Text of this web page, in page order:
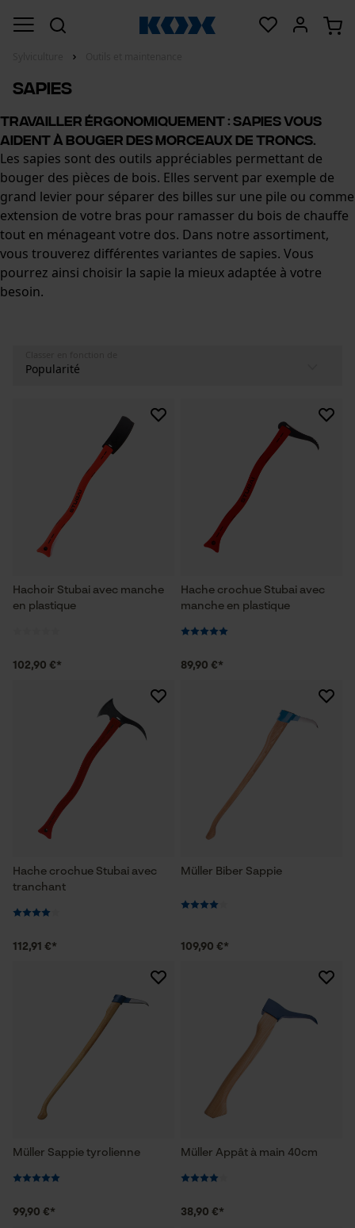
Sapies
Travailler érgonomiquement : Sapies vous
aident à bouger des morceaux de troncs.
Les sapies sont des outils appréciables permettant de
bouger des pièces de bois. Elles servent par exemple de
grand levier pour séparer des billes sur une pile ou comme
extension de votre bras pour ramasser du bois de chauffe
tout en ménageant votre dos. Dans notre assortiment,
vous trouverez différentes variantes de sapies. Vous
pourrez ainsi choisir la sapie la mieux adaptée à votre
besoin.
Hachoir Stubai avec manche
en plastique
102,90 €*
Hache crochue Stubai avec
manche en plastique
89,90 €*
Hache crochue Stubai avec
tranchant
112,91 €*
Müller Biber Sappie
109,90 €*
Müller Sappie tyrolienne
99,90 €*
Müller Appât à main 40cm
38,90 €*